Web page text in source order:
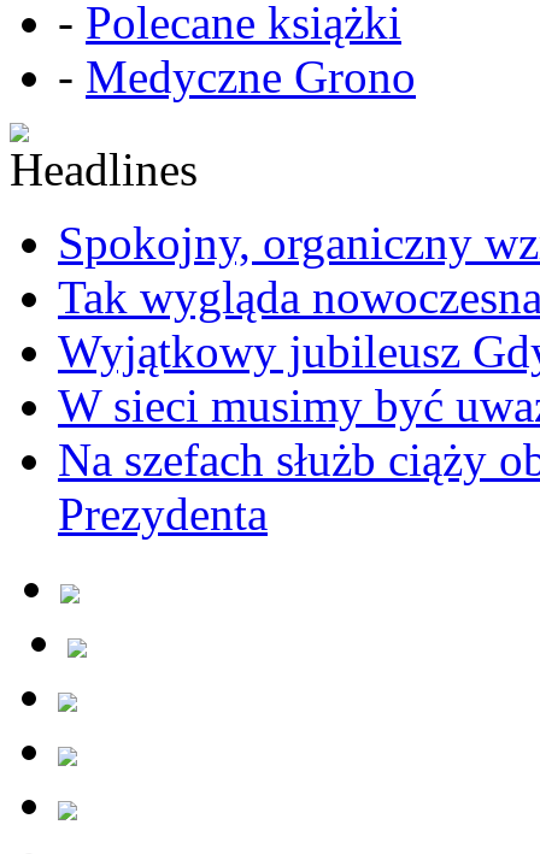
- Polecane książki
- Medyczne Grono
Spokojny, organiczny
Tak wygląda
Wyjątkowy jubileusz
W sieci musimy być
Na szefach służb ciąży
Prezydenta